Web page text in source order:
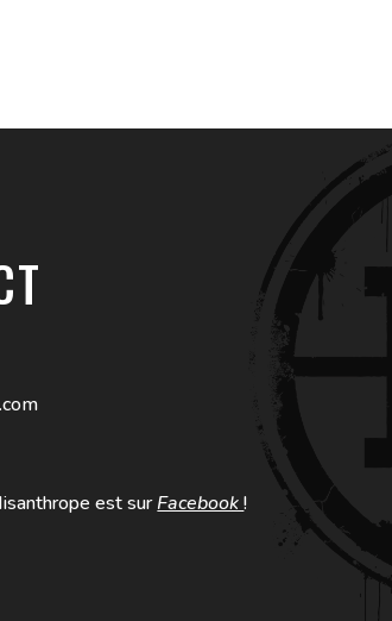
est surFacebook!